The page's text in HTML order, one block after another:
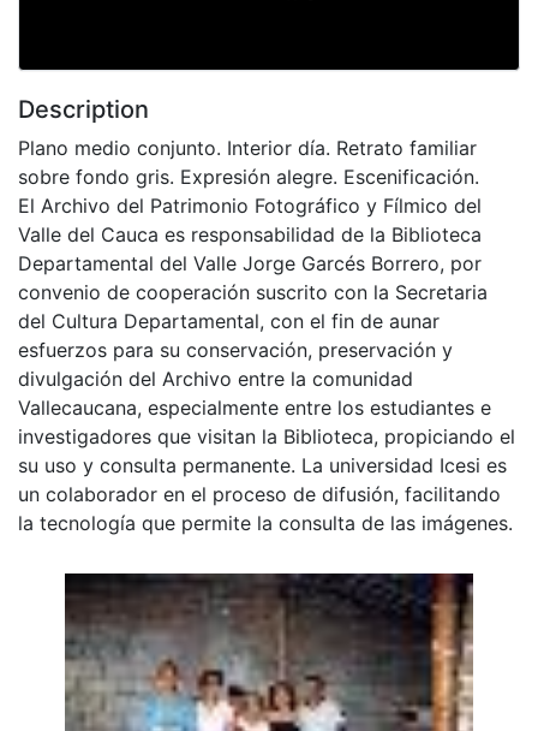
Description
Plano medio conjunto. Interior día. Retrato familiar
sobre fondo gris. Expresión alegre. Escenificación.
El Archivo del Patrimonio Fotográfico y Fílmico del
Valle del Cauca es responsabilidad de la Biblioteca
Departamental del Valle Jorge Garcés Borrero, por
convenio de cooperación suscrito con la Secretaria
del Cultura Departamental, con el fin de aunar
esfuerzos para su conservación, preservación y
divulgación del Archivo entre la comunidad
Vallecaucana, especialmente entre los estudiantes e
investigadores que visitan la Biblioteca, propiciando el
su uso y consulta permanente. La universidad Icesi es
un colaborador en el proceso de difusión, facilitando
la tecnología que permite la consulta de las imágenes.